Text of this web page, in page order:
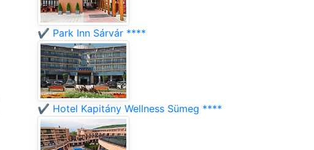
✔️ Park Inn Sárvár ****
✔️ Hotel Kapitány Wellness Sümeg ****